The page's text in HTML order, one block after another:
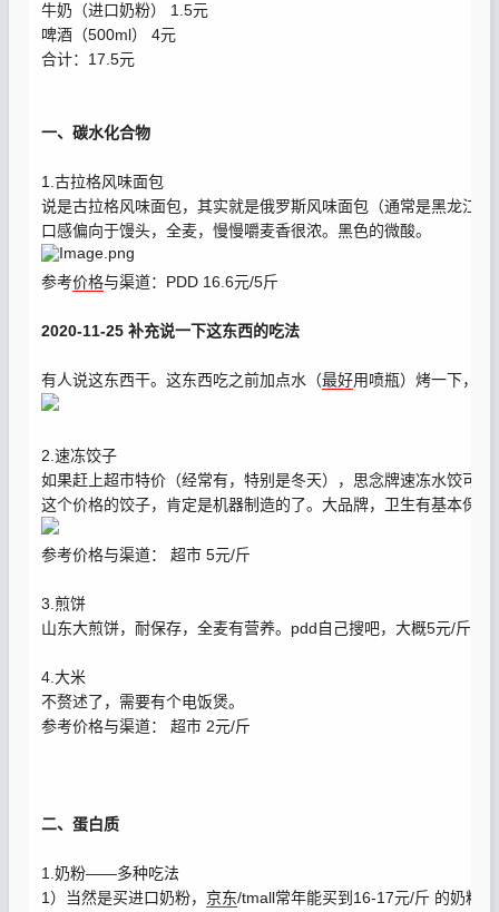
牛奶（进口奶粉） 1.5元
啤酒（500ml） 4元
合计：17.5元
一、碳水化合物
1.古拉格风味面包
说是古拉格风味面包，其实就是俄罗斯风味面包（通常是黑龙江
口感偏向于馒头，全麦，慢慢嚼麦香很浓。黑色的微酸。
参考价格与渠道：PDD 16.6元/5斤
2020-11-25 补充说一下这东西的吃法
有人说这东西干。这东西吃之前加点水（最好用喷瓶）烤一下，
2.速冻饺子
如果赶上超市特价（经常有，特别是冬天），思念牌速冻水饺可
这个价格的饺子，肯定是机器制造的了。大品牌，卫生有基本保
参考价格与渠道： 超市 5元/斤
3.煎饼
山东大煎饼，耐保存，全麦有营养。pdd自己搜吧，大概5元/斤
4.大米
不赘述了，需要有个电饭煲。
参考价格与渠道： 超市 2元/斤
二、蛋白质
1.奶粉——多种吃法
1）当然是买进口奶粉， 京东/tmall常年能买到16-17元/斤 的奶粉